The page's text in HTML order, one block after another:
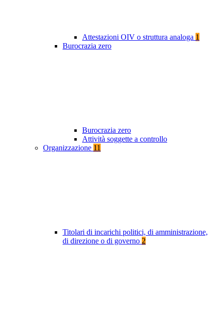
Attestazioni OIV o struttura analoga 1
Burocrazia zero
Burocrazia zero
Attività soggette a controllo
Organizzazione 11
Titolari di incarichi politici, di amministrazione,
di direzione o di governo 2